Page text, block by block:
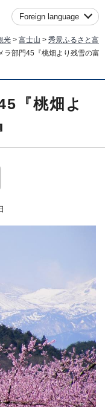
Foreign language
光 > 富士山 > 秀景ふるさと富
ラ部門45『桃畑より残雪の富
『桃畑よ